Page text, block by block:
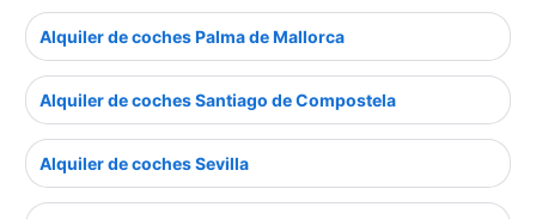
Alquiler de coches Palma de Mallorca
Alquiler de coches Santiago de Compostela
Alquiler de coches Sevilla